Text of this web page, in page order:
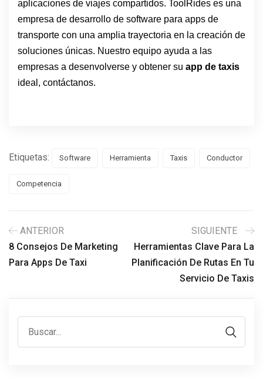
aplicaciones de viajes compartidos. ToolRides es una
empresa de desarrollo de software para apps de
transporte con una amplia trayectoria en la creación de
soluciones únicas. Nuestro equipo ayuda a las
empresas a desenvolverse y obtener su app de taxis
ideal, contáctanos.
Etiquetas: Software Herramienta Taxis Conductor
Competencia
ANTERIOR
8 Consejos De Marketing
Para Apps De Taxi
SIGUIENTE
Herramientas Clave Para La
Planificación De Rutas En Tu
Servicio De Taxis